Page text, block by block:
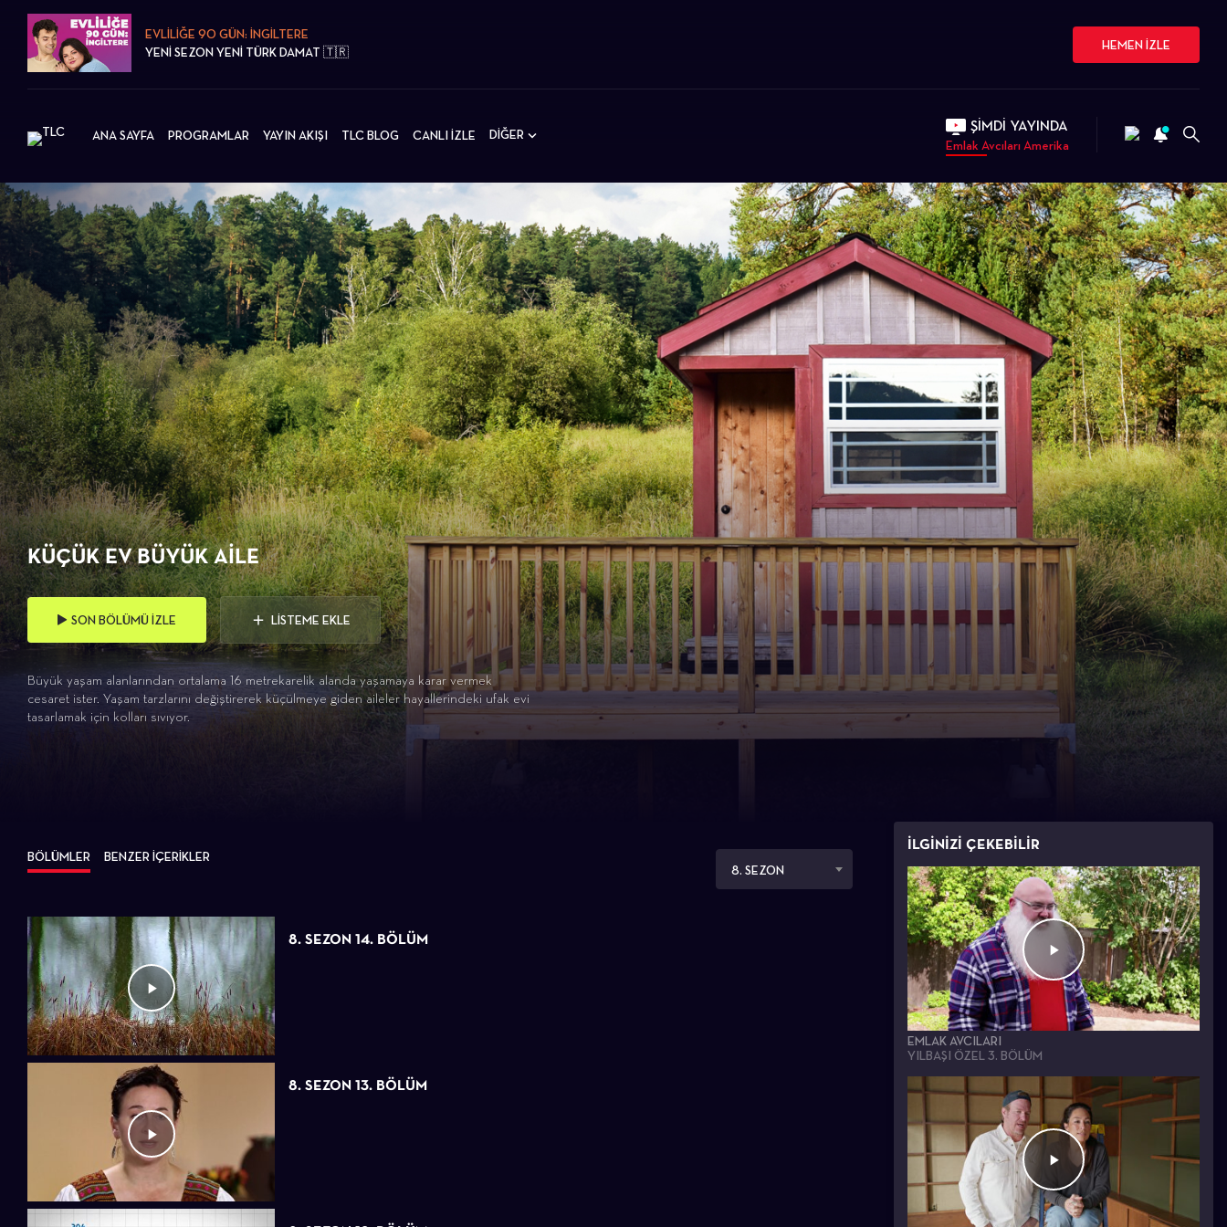
EVLİLİĞE 90 GÜN: İNGİLTERE
YENİ SEZON YENİ TÜRK DAMAT 🇹🇷
HEMEN İZLE
ANA SAYFA PROGRAMLAR YAYIN AKIŞI TLC BLOG CANLI İZLE DİĞER ŞİMDİ YAYINDA
Emlak Avcıları Amerika
KÜÇÜK EV BÜYÜK AILE
SON BÖLÜMÜ İZLE LİSTEME EKLE
Büyük yaşam alanlarından ortalama 16 metrekarelik alanda yaşamaya karar vermek
cesaret ister. Yaşam tarzlarını değiştirerek küçülmeye giden aileler hayallerindeki ufak evi
tasarlamak için kolları sıvıyor.
Videoyu
Oynat
BÖLÜMLER
BENZER İÇERİKLER
8. SEZON
8. SEZON 14. BÖLÜM
8. SEZON 13. BÖLÜM
İLGİNİZİ ÇEKEBİLİR
EMLAK AVCILARI
YILBAŞI ÖZEL 3. BÖLÜM